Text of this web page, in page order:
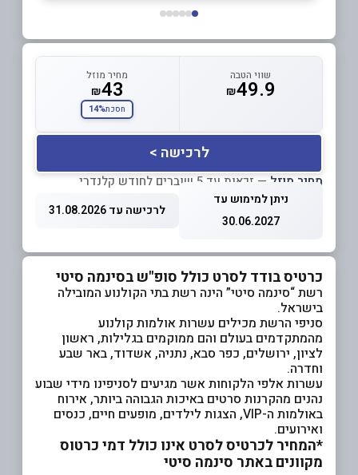
שווי הטבה
₪49.9
מחיר מוזל
₪43
חסכת14%
לרכישה >
מחיר מוזל — זכאות עד 5 שוברים לחודש קלנדרי
ניתן למימוש עד
30.06.2027
לרכישה עד 31.08.2026
כרטיס בודד לסרט כולל סופ"ש בסינמה סיטי
רשת “סינמה סיטי” הינה רשת בתי הקולנוע המובילה
בישראל.
סניפי הרשת מכילים עשרות אולמות קולנוע
מהמתקדמים בעולם והם ממוקמים בגלילות, ראשון
לציון, ירושלים, כפר סבא, נתניה, אשדוד, באר שבע
וחדרה.
עשרות אלפי הלקוחות אשר מגיעים לסניפינו מידי שבוע
נהנים מהקרנות סרטים באיכות הגבוהה ביותר, אירוח
באולמות ה-VIP, הצגות לילדים, מופעים חיים, כנסים
ואירועים.
*המחיר לכרטיס לסרט אינו כולל דמי כרטוס
מקוונים באתר סינמה סיטי